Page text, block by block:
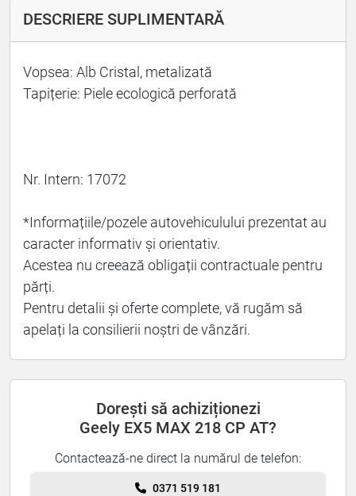
DESCRIERE SUPLIMENTARĂ
Vopsea: Alb Cristal, metalizată
Tapițerie: Piele ecologică perforată
Nr. Intern: 17072
*Informațiile/pozele autovehiculului prezentat au
caracter informativ și orientativ.
Acestea nu creează obligații contractuale pentru
părți.
Pentru detalii și oferte complete, vă rugăm să
apelați la consilierii noștri de vânzări.
Dorești să achiziționezi
Geely EX5 MAX 218 CP AT?
Contactează-ne direct la numărul de telefon:
0371 519 181